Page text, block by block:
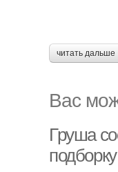
читать
Вас
Груша
подборку